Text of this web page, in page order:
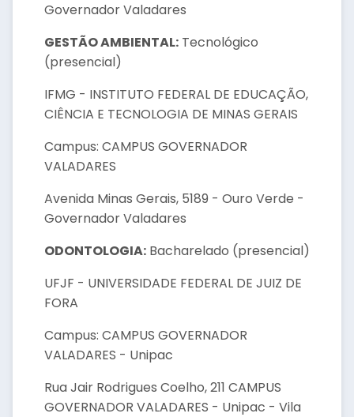
Governador Valadares
GESTÃO AMBIENTAL: Tecnológico
(presencial)
IFMG - INSTITUTO FEDERAL DE EDUCAÇÃO,
CIÊNCIA E TECNOLOGIA DE MINAS GERAIS
Campus: CAMPUS GOVERNADOR
VALADARES
Avenida Minas Gerais, 5189 - Ouro Verde -
Governador Valadares
ODONTOLOGIA: Bacharelado (presencial)
UFJF - UNIVERSIDADE FEDERAL DE JUIZ DE
FORA
Campus: CAMPUS GOVERNADOR
VALADARES - Unipac
Rua Jair Rodrigues Coelho, 211 CAMPUS
GOVERNADOR VALADARES - Unipac - Vila